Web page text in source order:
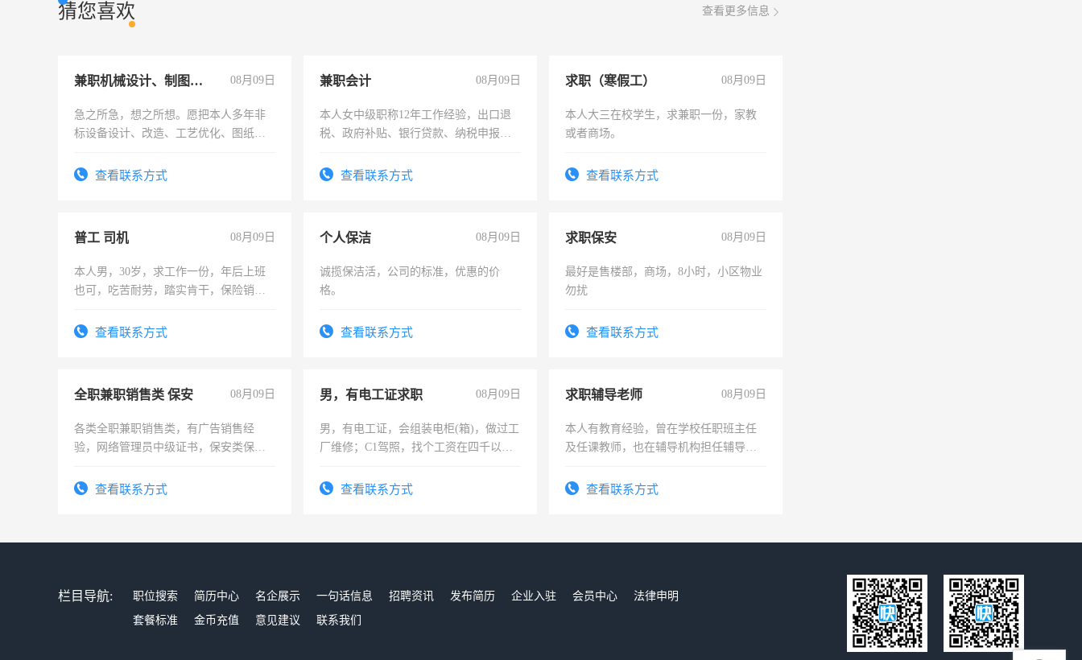
猜您喜欢 查看更多信息
兼职机械设计、制图、设备改造 08月09日
急之所急，想之所想。愿把本人多年非
标设备设计、改造、工艺优化、图纸制
结识有识之士，共享未来。
查看联系方式
兼职会计 08月09日
本人女中级职称12年工作经验，出口退
税、政府补贴、银行贷款、纳税申报、
务，财务咨询等业务。欲求兼职会计工
查看联系方式
求职（寒假工） 08月09日
本人大三在校学生，求兼职一份，家教
或者商场。
查看联系方式
普工 司机 08月09日
本人男，30岁，求工作一份，年后上班
也可，吃苦耐劳，踏实肯干，保险销售
查看联系方式
个人保洁 08月09日
诚揽保洁活，公司的标准，优惠的价
格。
查看联系方式
求职保安 08月09日
最好是售楼部，商场，8小时，小区物业
勿扰
查看联系方式
全职兼职销售类 保安 08月09日
各类全职兼职销售类，有广告销售经
验，网络管理员中级证书，保安类保安
有高低压电工证和十几年工作经验
查看联系方式
男，有电工证求职 08月09日
男，有电工证，会组装电柜(箱)，做过工
厂维修；C1驾照，找个工资在四千以
电话查看联系方式
求职辅导老师 08月09日
本人有教育经验，曾在学校任职班主任
及任课教师，也在辅导机构担任辅导教
查看联系方式
栏目导航: 职位搜索 简历中心 名企展示 一句话信息 招聘资讯 发布简历 企业入驻 会员中心
法律申明
套餐标准
金币充值 意见建议 联系我们